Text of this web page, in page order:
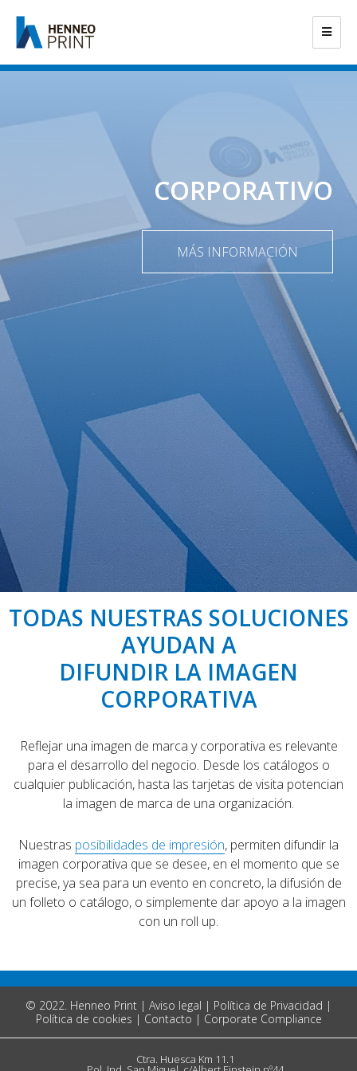
CORPORATIVO
MÁS INFORMACIÓN
TODAS NUESTRAS SOLUCIONES
AYUDAN A
DIFUNDIR LA IMAGEN
CORPORATIVA
Reflejar una imagen de marca y corporativa es relevante
para el desarrollo del negocio. Desde los catálogos o
cualquier publicación, hasta las tarjetas de visita potencian
la imagen de marca de una organización.
Nuestras posibilidades de impresión, permiten difundir la
imagen corporativa que se desee, en el momento que se
precise, ya sea para un evento en concreto, la difusión de
un folleto o catálogo, o simplemente dar apoyo a la imagen
con un roll up.
© 2022. Henneo Print | Aviso legal | Política de Privacidad |
Política de cookies | Contacto | Corporate Compliance
Ctra. Huesca Km 11.1